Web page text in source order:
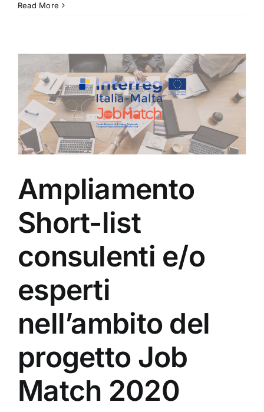
Read More
Ampliamento
Short-list
consulenti e/o
esperti
nell’ambito del
progetto Job
Match 2020